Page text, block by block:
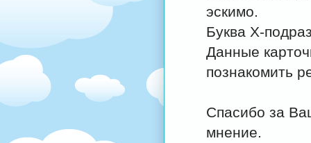
эскимо.
Буква Х-
Данные
познакомить
Спасибо за
мнение.